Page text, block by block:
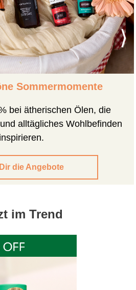
Sommermomente
bei ätherischen Ölen, die
alltägliches Wohlbefinden
inspirieren.
die Angebote
im Trend